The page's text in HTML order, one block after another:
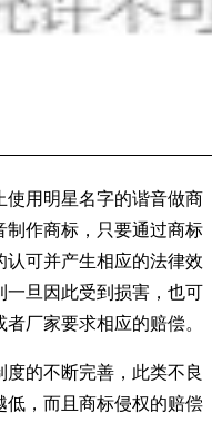
用明星名字的谐音做商
制作商标，只要通过商标
认可并产生相应的法律效
一旦因此受到损害，也可
厂家要求相应的赔偿。
的不断完善，此类不良
低，而且商标侵权的赔偿